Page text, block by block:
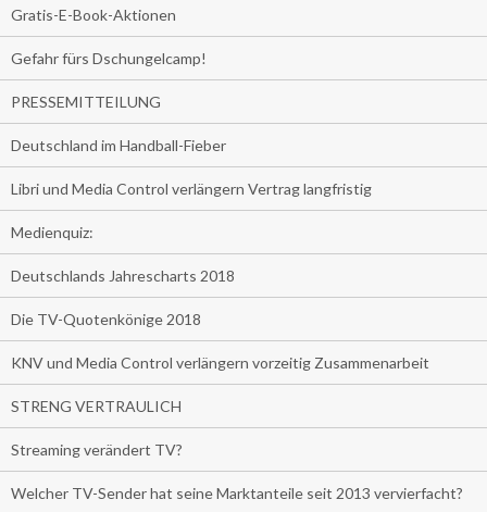
Gratis-E-Book-Aktionen
Gefahr fürs Dschungelcamp!
PRESSEMITTEILUNG
Deutschland im Handball-Fieber
Libri und Media Control verlängern Vertrag langfristig
Medienquiz:
Deutschlands Jahrescharts 2018
Die TV-Quotenkönige 2018
KNV und Media Control verlängern vorzeitig Zusammenarbeit
STRENG VERTRAULICH
Streaming verändert TV?
Welcher TV-Sender hat seine Marktanteile seit 2013 vervierfacht?